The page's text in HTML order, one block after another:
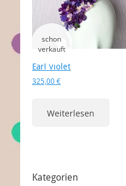
Earl Violet
325,00€
Weiterlesen
Kategorien